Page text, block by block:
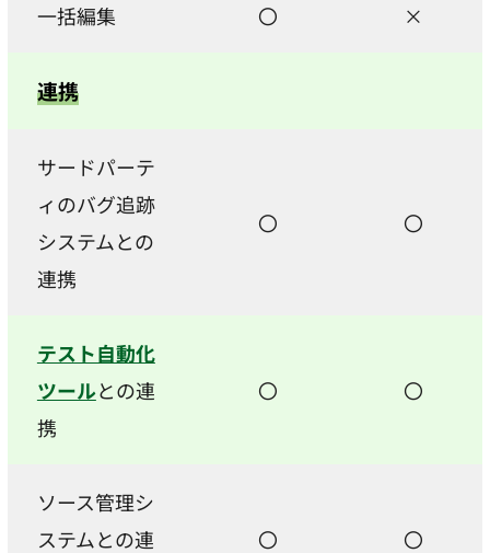
一括編集 〇 ×
連携
サードパーテ
ィのバグ追跡
システムとの
連携
〇 〇
テスト自動化
ツールとの連
携
〇 〇
ソース管理シ
ステムとの連
〇 〇